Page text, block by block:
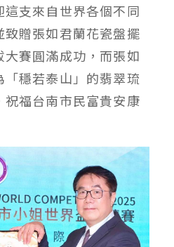
支來自世界各個不同
贈張如君蘭花瓷盤擺
賽圓滿成功，而張如
穩若泰山」的翡翠琉
福台南市民富貴安康